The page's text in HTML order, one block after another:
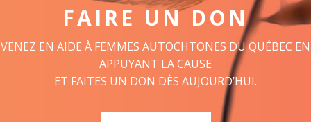
FAIRE UN DON
VENEZ EN AIDE À FEMMES AUTOCHTONES DU QUÉBEC EN
APPUYANT LA CAUSE
ET FAITES UN DON DÈS AUJOURD’HUI.